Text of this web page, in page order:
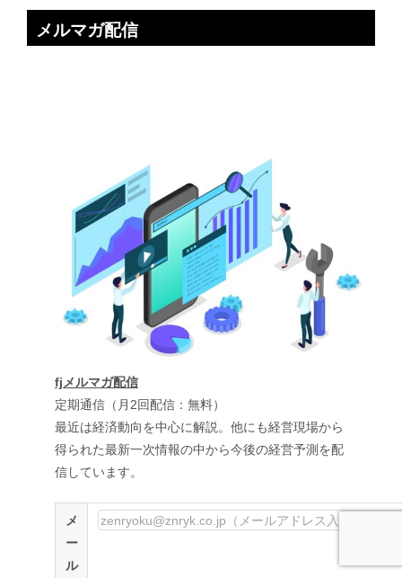
メルマガ配信
fjメルマガ配信
定期通信（月2回配信：無料）
最近は経済動向を中心に解説。他にも経営現場から
得られた最新一次情報の中から今後の経営予測を配
信しています。
メ
ー
ル